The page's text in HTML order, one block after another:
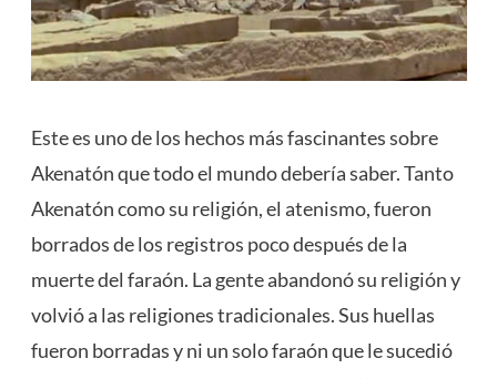
Este es uno de los hechos más fascinantes sobre
Akenatón que todo el mundo debería saber. Tanto
Akenatón como su religión, el atenismo, fueron
borrados de los registros poco después de la
muerte del faraón. La gente abandonó su religión y
volvió a las religiones tradicionales. Sus huellas
fueron borradas y ni un solo faraón que le sucedió